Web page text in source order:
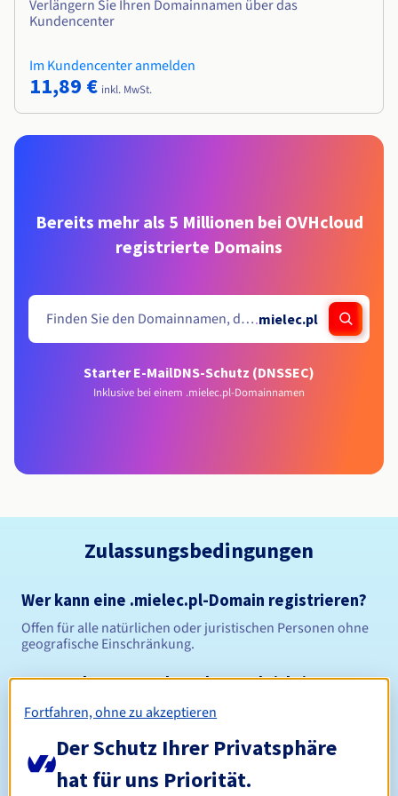
Verlängern Sie Ihren Domainnamen über das
Kundencenter
Im Kundencenter anmelden
11,89 € inkl. MwSt.
Bereits mehr als 5 Millionen bei OVHcloud
registrierte Domains
.mielec.pl
Starter E-MailDNS-Schutz (DNSSEC)
Inklusive bei einem .mielec.pl-Domainnamen
Zulassungsbedingungen
Wer kann eine .mielec.pl-Domain registrieren?
Offen für alle natürlichen oder juristischen Personen ohne
geografische Einschränkung.
Verwaltungsregeln und Benachrichtigungen
Fortfahren, ohne zu akzeptieren
Der Schutz Ihrer Privatsphäre
hat für uns Priorität.